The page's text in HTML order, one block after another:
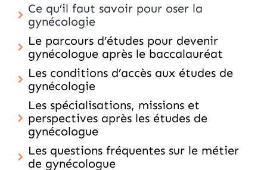
Ce qu’il faut savoir pour oser la
gynécologie
Le parcours d’études pour devenir
gynécologue après le baccalauréat
Les conditions d’accès aux études de
gynécologie
Les spécialisations, missions et
perspectives après les études de
gynécologue
Les questions fréquentes sur le métier
de gynécologue